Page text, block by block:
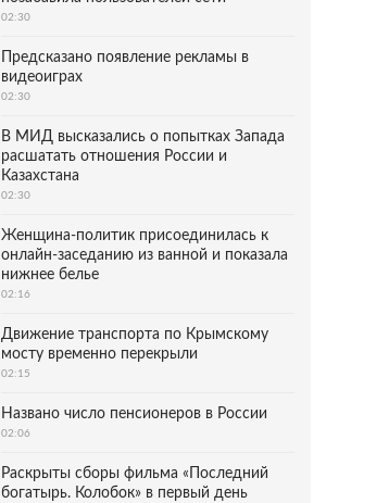
02:30
Предсказано появление рекламы в
видеоиграх
02:30
В МИД высказались о попытках Запада
расшатать отношения России и
Казахстана
02:30
Женщина-политик присоединилась к
онлайн-заседанию из ванной и показала
нижнее белье
02:16
Движение транспорта по Крымскому
мосту временно перекрыли
02:15
Названо число пенсионеров в России
02:06
Раскрыты сборы фильма «Последний
богатырь. Колобок» в первый день